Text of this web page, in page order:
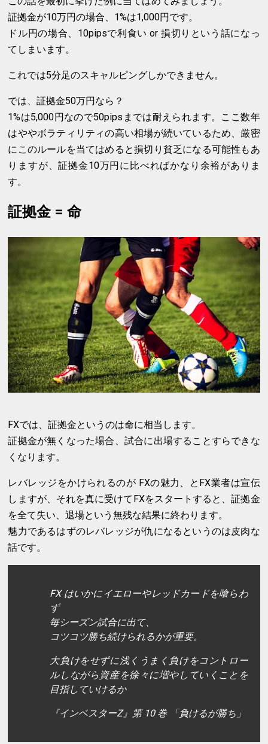
証拠金が10万円の場合、1%は1,000円です。
ドル円の場合、10pipsで利食い or 損切りという話になっ
てしまいます。
これでは5分足のスキャルピングしかできません。
では、証拠金50万円なら？
1%は5,000円なので50pipsまでは耐えられます。ここ数年
はややボラティリティの高い相場が続いているため、厳密
にこのルールを当てはめると損切り貧乏になる可能性もあ
りますが、証拠金10万円に比べればかなり余裕がありま
す。
証拠金 = 命
FXでは、証拠金というのは命に相当します。
証拠金が無くなった場合、試合に出場することすらできな
くなります。
レバレッジをかけられるのが FXの魅力、とFX業者は宣伝
しますが、それを真に受けてFXをスタートすると、証拠金
を全て失い、退場という無残な結果に終わります。
魅力であるはずのレバレッジが仇になるというのは皮肉な
話です。
FX はいかにイエローやレッドカードを喰らわ
ず
毎シーズン試合に出て、
コツコツ勝ち続けられるかが重要。
大負けをせずに浅くうまく負けをコントロー
ルしながら資産を徐々に増やしていくことを
目指していけるか
『インベスターZ』第 10 巻 「負けるが勝ち」